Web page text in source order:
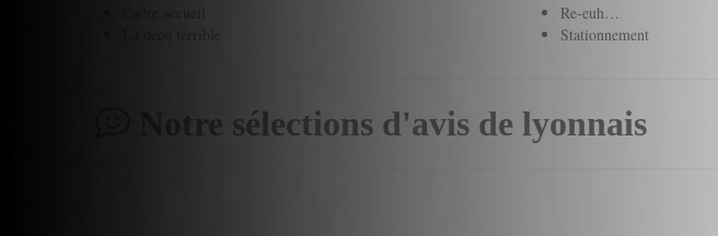
Re-euh…
Stationnement
Notre sélections d'avis de lyonnais